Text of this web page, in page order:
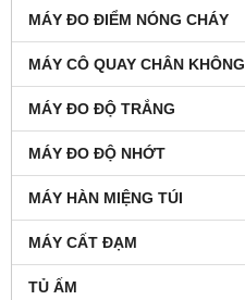
MÁY ĐO ĐIỂM NÓNG CHÁY
MÁY CÔ QUAY CHÂN KHÔNG
MÁY ĐO ĐỘ TRẮNG
MÁY ĐO ĐỘ NHỚT
MÁY HÀN MIỆNG TÚI
MÁY CẤT ĐẠM
TỦ ẤM